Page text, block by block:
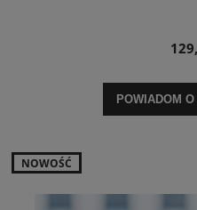
POWIADOM
NOWOŚĆ